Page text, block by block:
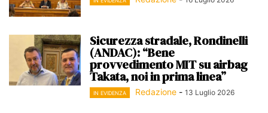
Sicurezza stradale, Rondinelli
(ANDAC): “Bene
provvedimento MIT su airbag
Takata, noi in prima linea”
IN EVIDENZA Redazione - 13 Luglio 2026